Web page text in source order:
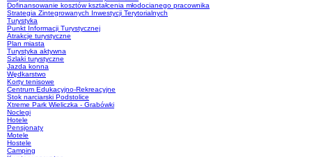
Dofinansowanie kosztów kształcenia młodocianego pracownika
Strategia Zintegrowanych Inwestycji Terytorialnych
Turystyka
Punkt Informacji Turystycznej
Atrakcje turystyczne
Plan miasta
Turystyka aktywna
Szlaki turystyczne
Jazda konna
Wędkarstwo
Korty tenisowe
Centrum Edukacyjno-Rekreacyjne
Stok narciarski Podstolice
Xtreme Park Wieliczka - Grabówki
Noclegi
Hotele
Pensjonaty
Motele
Hostele
Camping